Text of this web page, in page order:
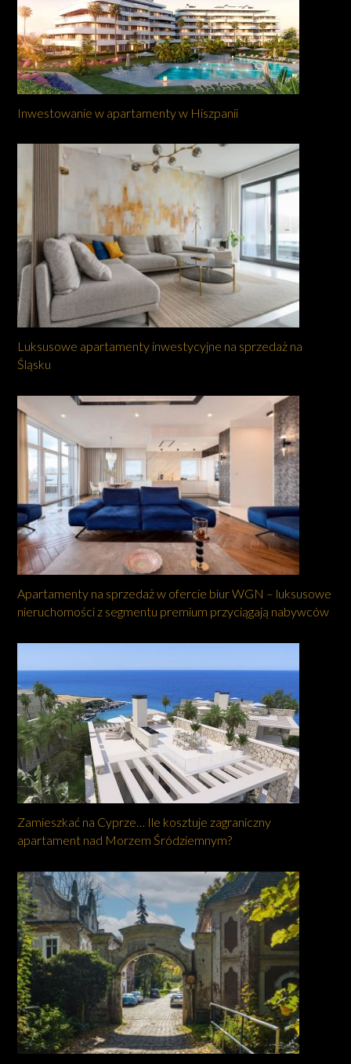
Inwestowanie w apartamenty w Hiszpanii
Luksusowe apartamenty inwestycyjne na sprzedaż na
Śląsku
Apartamenty na sprzedaż w ofercie biur WGN – luksusowe
nieruchomości z segmentu premium przyciągają nabywców
Zamieszkać na Cyprze… Ile kosztuje zagraniczny
apartament nad Morzem Śródziemnym?